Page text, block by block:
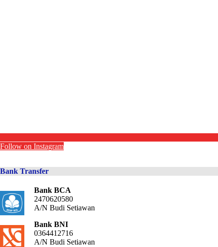
Follow on Instagram
Bank Transfer
Bank BCA
2470620580
A/N Budi Setiawan
Bank BNI
0364412716
A/N Budi Setiawan